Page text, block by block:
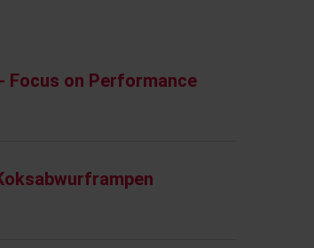
Focus on Performance